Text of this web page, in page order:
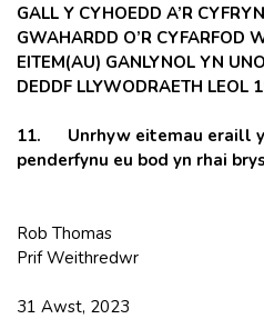
GALL Y CYHOEDD A’R
GWAHARDD O’R CYFARFOD
EITEM(AU) GANLYNOL YN
DEDDF LLYWODRAETH LEOL
11. Unrhyw eitemau eraill y
penderfynu eu bod yn rhai
Rob Thomas
Prif Weithredwr
31 Awst, 2023